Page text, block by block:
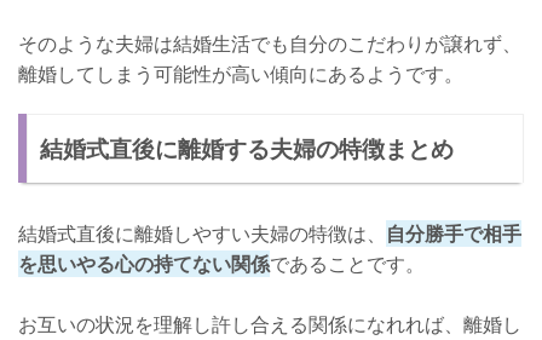
そのような夫婦は結婚生活でも自分のこだわりが譲れず、
離婚してしまう可能性が高い傾向にあるようです。
結婚式直後に離婚する夫婦の特徴まとめ
結婚式直後に離婚しやすい夫婦の特徴は、 自分勝手で相手
を思いやる心の持てない関係であることです。
お互いの状況を理解し許し合える関係になれれば、離婚し